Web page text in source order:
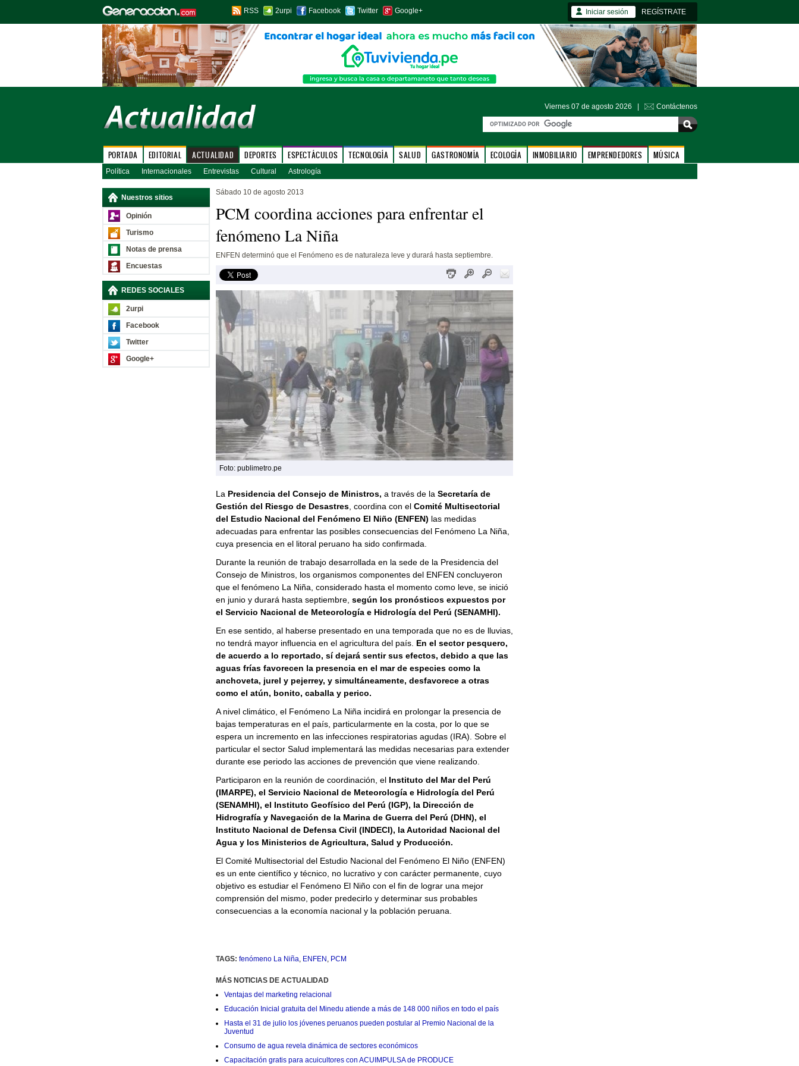
RSS 2urpi Facebook Twitter Google+ Iniciar sesión REGÍSTRATE
Viernes 07 de agosto 2026 | Contáctenos
PORTADA EDITORIAL ACTUALIDAD DEPORTES ESPECTÁCULOS TECNOLOGÍA SALUD GASTRONOMÍA ECOLOGÍA INMOBILIARIO EMPRENDEDORES MÚSICA
Política Internacionales Entrevistas Cultural Astrología
Nuestros sitios
Opinión
Turismo
Notas de prensa
Encuestas
REDES SOCIALES
2urpi
Facebook
Twitter
Google+
Sábado 10 de agosto 2013
PCM coordina acciones para enfrentar el
fenómeno La Niña
ENFEN determinó que el Fenómeno es de naturaleza leve y durará hasta septiembre.
Foto: publimetro.pe
La Presidencia del Consejo de Ministros, a través de la Secretaría de
Gestión del Riesgo de Desastres, coordina con el Comité Multisectorial
del Estudio Nacional del Fenómeno El Niño (ENFEN) las medidas
adecuadas para enfrentar las posibles consecuencias del Fenómeno La Niña,
cuya presencia en el litoral peruano ha sido confirmada.
Durante la reunión de trabajo desarrollada en la sede de la Presidencia del
Consejo de Ministros, los organismos componentes del ENFEN concluyeron
que el fenómeno La Niña, considerado hasta el momento como leve, se inició
en junio y durará hasta septiembre, según los pronósticos expuestos por
el Servicio Nacional de Meteorología e Hidrología del Perú (SENAMHI).
En ese sentido, al haberse presentado en una temporada que no es de lluvias,
no tendrá mayor influencia en el agricultura del país. En el sector pesquero,
de acuerdo a lo reportado, sí dejará sentir sus efectos, debido a que las
aguas frías favorecen la presencia en el mar de especies como la
anchoveta, jurel y pejerrey, y simultáneamente, desfavorece a otras
como el atún, bonito, caballa y perico.
A nivel climático, el Fenómeno La Niña incidirá en prolongar la presencia de
bajas temperaturas en el país, particularmente en la costa, por lo que se
espera un incremento en las infecciones respiratorias agudas (IRA). Sobre el
particular el sector Salud implementará las medidas necesarias para extender
durante ese periodo las acciones de prevención que viene realizando.
Participaron en la reunión de coordinación, el Instituto del Mar del Perú
(IMARPE), el Servicio Nacional de Meteorología e Hidrología del Perú
(SENAMHI), el Instituto Geofísico del Perú (IGP), la Dirección de
Hidrografía y Navegación de la Marina de Guerra del Perú (DHN), el
Instituto Nacional de Defensa Civil (INDECI), la Autoridad Nacional del
Agua y los Ministerios de Agricultura, Salud y Producción.
El Comité Multisectorial del Estudio Nacional del Fenómeno El Niño (ENFEN)
es un ente científico y técnico, no lucrativo y con carácter permanente, cuyo
objetivo es estudiar el Fenómeno El Niño con el fin de lograr una mejor
comprensión del mismo, poder predecirlo y determinar sus probables
consecuencias a la economía nacional y la población peruana.
TAGS: fenómeno La Niña, ENFEN , PCM
MÁS NOTICIAS DE ACTUALIDAD
Ventajas del marketing relacional
Educación Inicial gratuita del Minedu atiende a más de 148 000 niños en todo el país
Hasta el 31 de julio los jóvenes peruanos pueden postular al Premio Nacional de la
Juventud
Consumo de agua revela dinámica de sectores económicos
Capacitación gratis para acuicultores con ACUIMPULSA de PRODUCE